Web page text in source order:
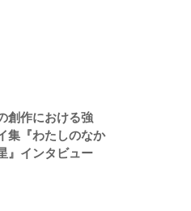
創作における強
集『わたしのなか
』インタビュー